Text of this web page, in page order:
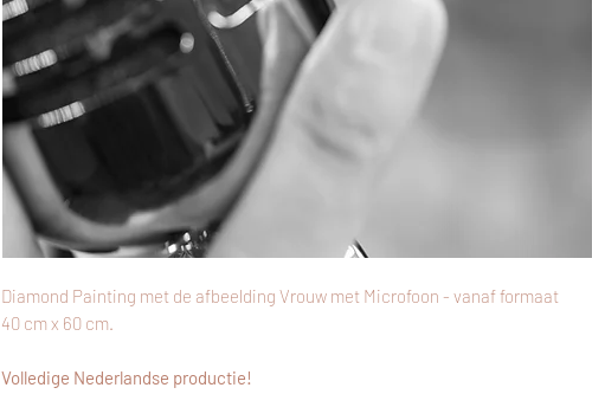
Diamond Painting met de afbeelding Vrouw met Microfoon - vanaf formaat
40 cm x 60 cm.
Volledige Nederlandse productie!